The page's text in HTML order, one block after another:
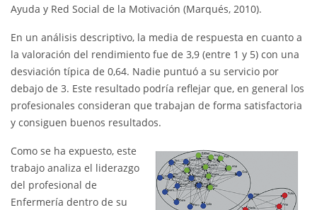
Ayuda y Red Social de la Motivación (Marqués, 2010).
En un análisis descriptivo, la media de respuesta en cuanto a
la valoración del rendimiento fue de 3,9 (entre 1 y 5) con una
desviación típica de 0,64. Nadie puntuó a su servicio por
debajo de 3. Este resultado podría reflejar que, en general los
profesionales consideran que trabajan de forma satisfactoria
y consiguen buenos resultados.
Como se ha expuesto, este
trabajo analiza el liderazgo
del profesional de
Enfermería dentro de su